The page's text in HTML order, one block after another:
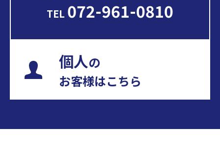
TEL 072-961-0810
個人の
お客様はこちら